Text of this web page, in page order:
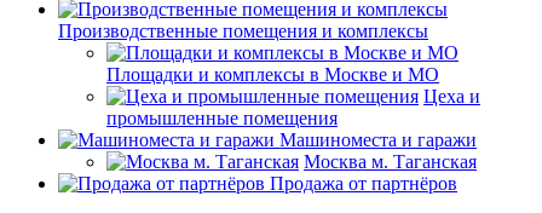
Производственные помещения и комплексы
Площадки и комплексы в Москве и МО
Цеха и
промышленные помещения
Машиноместа и гаражи
Москва м. Таганская
Продажа от партнёров